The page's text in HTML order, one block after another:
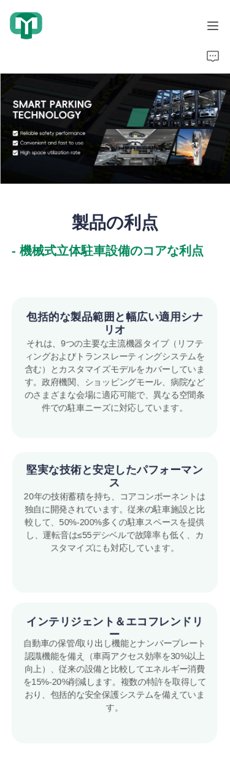
製品の利点
- 機械式立体駐車設備のコアな利点
包括的な製品範囲と幅広い適用シナ
リオ
それは、9つの主要な主流機器タイプ（リフテ
ィングおよびトランスレーティングシステムを
含む）とカスタマイズモデルをカバーしていま
す。政府機関、ショッピングモール、病院など
のさまざまな会場に適応可能で、異なる空間条
件での駐車ニーズに対応しています。
堅実な技術と安定したパフォーマン
ス
インテリジェント＆エコフレンドリ
ー
20年の技術蓄積を持ち、コアコンポーネントは
独自に開発されています。従来の駐車施設と比
較して、50%-200%多くの駐車スペースを提供
し、運転音は≤55デシベルで故障率も低く、カ
スタマイズにも対応しています。
自動車の保管/取り出し機能とナンバープレート
認識機能を備え（車両アクセス効率を30%以上
向上）、従来の設備と比較してエネルギー消費
を15%-20%削減します。複数の特許を取得して
おり、包括的な安全保護システムを備えていま
す。
製品
私たちについて
ニュース